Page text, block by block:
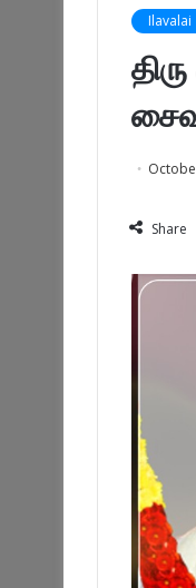
Ilavalai
Share